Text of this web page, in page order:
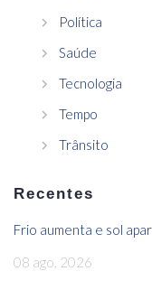
Política
Saúde
Tecnologia
Tempo
Trânsito
Recentes
Frio aumenta e sol
08 ago, 2026